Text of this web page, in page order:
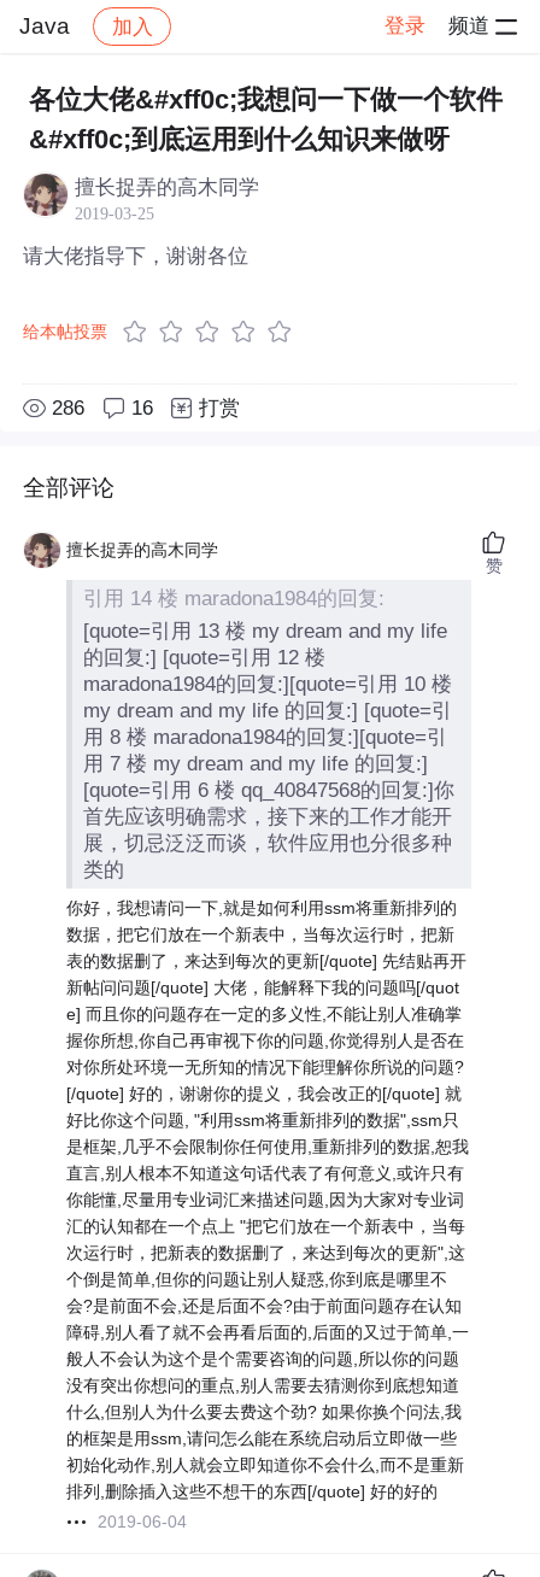
Java 加入 登录 频道
社区 Java 帖子详情
各位大佬&#xff0c;我想问一下做一个软件
&#xff0c;到底运用到什么知识来做呀
擅长捉弄的高木同学
2019-03-25
请大佬指导下，谢谢各位
给本帖投票
286 16 打赏
全部评论
擅长捉弄的高木同学
引用 14 楼 maradona1984的回复:
[quote=引用 13 楼 my dream and my life
的回复:] [quote=引用 12 楼
maradona1984的回复:][quote=引用 10 楼
my dream and my life 的回复:] [quote=引
用 8 楼 maradona1984的回复:][quote=引
用 7 楼 my dream and my life 的回复:]
[quote=引用 6 楼 qq_40847568的回复:]你
首先应该明确需求，接下来的工作才能开
展，切忌泛泛而谈，软件应用也分很多种
类的
你好，我想请问一下,就是如何利用ssm将重新排列的
数据，把它们放在一个新表中，当每次运行时，把新
表的数据删了，来达到每次的更新[/quote] 先结贴再开
新帖问问题[/quote] 大佬，能解释下我的问题吗[/quot
e] 而且你的问题存在一定的多义性,不能让别人准确掌
握你所想,你自己再审视下你的问题,你觉得别人是否在
对你所处环境一无所知的情况下能理解你所说的问题?
[/quote] 好的，谢谢你的提义，我会改正的[/quote] 就
好比你这个问题, "利用ssm将重新排列的数据",ssm只
是框架,几乎不会限制你任何使用,重新排列的数据,恕我
直言,别人根本不知道这句话代表了有何意义,或许只有
你能懂,尽量用专业词汇来描述问题,因为大家对专业词
汇的认知都在一个点上 "把它们放在一个新表中，当每
次运行时，把新表的数据删了，来达到每次的更新",这
个倒是简单,但你的问题让别人疑惑,你到底是哪里不
会?是前面不会,还是后面不会?由于前面问题存在认知
障碍,别人看了就不会再看后面的,后面的又过于简单,一
般人不会认为这个是个需要咨询的问题,所以你的问题
没有突出你想问的重点,别人需要去猜测你到底想知道
什么,但别人为什么要去费这个劲? 如果你换个问法,我
的框架是用ssm,请问怎么能在系统启动后立即做一些
初始化动作,别人就会立即知道你不会什么,而不是重新
排列,删除插入这些不想干的东西[/quote]好的好的
2019-06-04
赞